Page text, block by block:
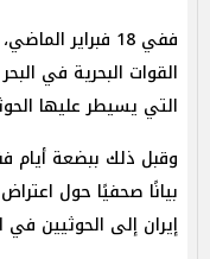
ففي 18 فبراير
القوات البحرية في
التي يسيطر عليها
وقبل ذلك ببضعة أيام
بيانًا صحفيًا حول
إيران إلى الحوثيين